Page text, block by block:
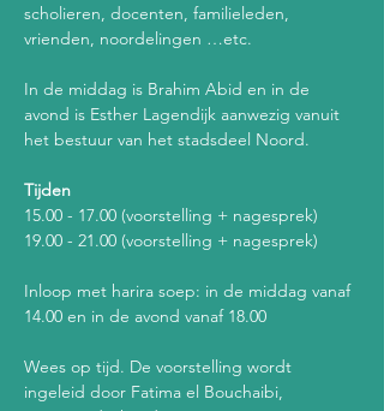
scholieren, docenten, familieleden,
vrienden, noordelingen …etc.
In de middag is Brahim Abid en in de
avond is Esther Lagendijk aanwezig vanuit
het bestuur van het stadsdeel Noord.
Tijden
15.00 - 17.00 (voorstelling + nagesprek)
19.00 - 21.00 (voorstelling + nagesprek)
Inloop met harira soep: in de middag vanaf
14.00 en in de avond vanaf 18.00
Wees op tijd. De voorstelling wordt
ingeleid door Fatima el Bouchaibi,